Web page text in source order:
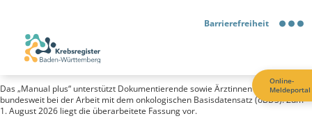
Barrierefreiheit
Barrierefreiheit
Kontrastmodus
Das „Manual plus“ unterstützt Dokumentierende sowie Ärztinnen und Ärzte
bundesweit bei der Arbeit mit dem onkologischen Basisdatensatz (oBDS). Zum
1. August 2026 liegt die überarbeitete Fassung vor.
Online-
Meldeportal